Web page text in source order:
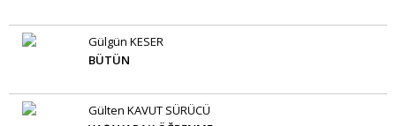
Gülgün KESER
BÜTÜN
Gülten KAVUT SÜRÜCÜ